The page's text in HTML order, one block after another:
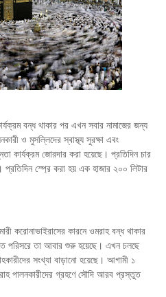
বন্ধ থাকার পর এখন সবার নামাজের জন্য
ও মুসল্লিদের স্বাস্থ্য সুরক্ষা এবং
কার্যক্রম জোরদার করা হয়েছে। প্রতিদিন চার
প্রতিদিন স্প্রে করা হয় এক হাজার ২০০ লিটার
করোনাভাইরাসের কারনে ওমরাহ বন্ধ থাকার
পরিসরে তা আবার শুরু হয়েছে। এখন চলছে
সংখ্যা বাড়ানো হয়েছে। আগামী ১
পালনকারীদের গ্রহণে সৌদি আরব প্রস্তুত